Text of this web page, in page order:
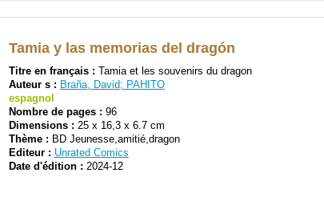
Tamia y las memorias del dragón
Titre en français : Tamia et les souvenirs du dragon
Auteur s : Braña, David; PAHITO
espagnol
Nombre de pages : 96
Dimensions : 25 x 16,3 x 6.7 cm
Thème : BD Jeunesse,amitié,dragon
Editeur : Unrated Comics
Date d'édition : 2024-12